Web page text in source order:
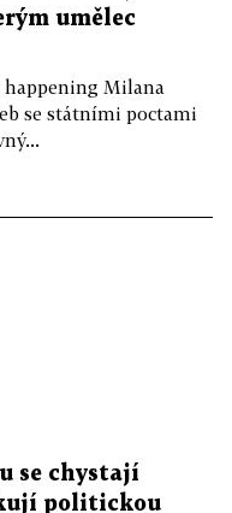
umělec
Milana
se státními poctami
se chystají
politickou